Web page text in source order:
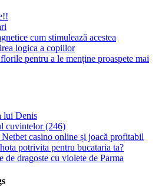
cum stimulează acestea
logica a copiilor
pentru a le menține proaspete mai
lui Denis
cuvintelor (246)
casino online și joacă profitabil
potrivita pentru bucataria ta?
de dragoste cu violete de Parma